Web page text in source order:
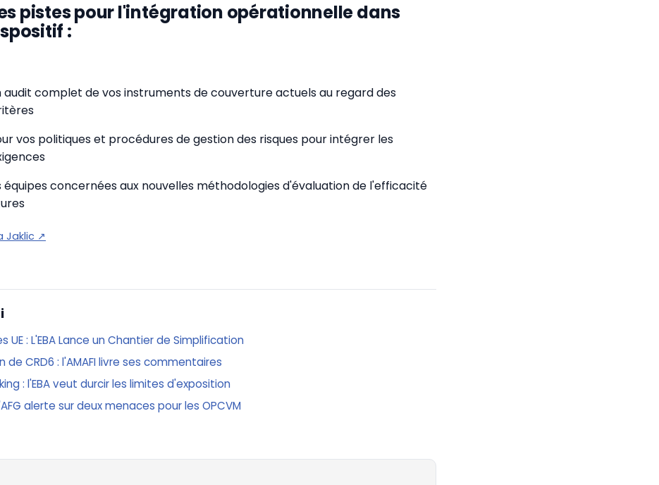
pistes pour l'intégration opérationnelle dans
:
audit complet de vos instruments de couverture actuels au regard des
vos politiques et procédures de gestion des risques pour intégrer les
équipes concernées aux nouvelles méthodologies d'évaluation de l'efficacité
Jaklic ↗
UE : L'EBA Lance un Chantier de Simplification
de CRD6 : l'AMAFI livre ses commentaires
: l'EBA veut durcir les limites d'exposition
alerte sur deux menaces pour les OPCVM